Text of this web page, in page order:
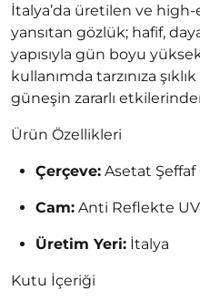
İtalya’da üretilen ve high-
yansıtan gözlük; hafif,
yapısıyla gün boyu
kullanımda tarzınıza
güneşin zararlı
Ürün Özellikleri
Çerçeve: Asetat Şeffaf
Cam: Anti Reflekte
Üretim Yeri: İtalya
Kutu İçeriği